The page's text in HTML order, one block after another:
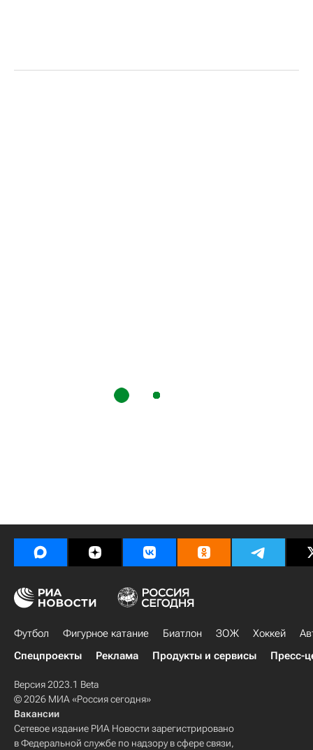
Футбол Фигурное катание Биатлон ЗОЖ Хоккей
Спецпроекты
Реклама Продукты и сервисы Пресс-
Версия 2023.1 Beta
© 2026 МИА «Россия сегодня»
Вакансии
Сетевое издание РИА Новости зарегистрировано
в Федеральной службе по надзору в сфере связи,